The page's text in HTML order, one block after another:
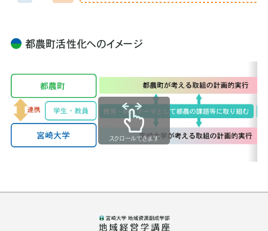
都農町活性化へのイメージ
スクロールできます